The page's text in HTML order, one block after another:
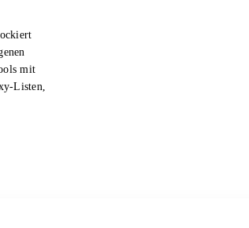
mit
Listen,